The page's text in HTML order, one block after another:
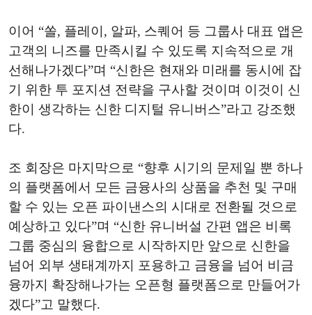
이어 “쏠, 플레이, 알파, 스퀘어 등 그룹사 대표 앱은
고객의 니즈를 만족시킬 수 있도록 지속적으로 개
선해나가겠다”며 “신한은 현재와 미래를 동시에 잡
기 위한 투 포지션 전략을 구사할 것이며 이것이 신
한이 생각하는 신한 디지털 유니버스”라고 강조했
다.
조 회장은 마지막으로 “향후 시기의 문제일 뿐 하나
의 플랫폼에서 모든 금융사의 상품을 추천 및 구매
할 수 있는 오픈 파이낸스의 시대로 전환될 것으로
예상하고 있다”며 “신한 유니버설 간편 앱은 비록
그룹 중심의 융합으로 시작하지만 앞으로 신한을
넘어 외부 생태계까지 포용하고 금융을 넘어 비금
융까지 확장해나가는 오픈형 플랫폼으로 만들어가
겠다”고 말했다.